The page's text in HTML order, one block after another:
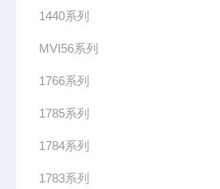
1440系列
MVI56系列
1766系列
1785系列
1784系列
1783系列